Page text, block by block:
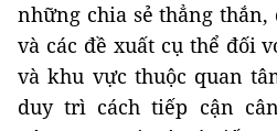
những chia sẻ thẳng
và các đề xuất cụ thể đối
và khu vực thuộc quan
duy trì cách tiếp cận